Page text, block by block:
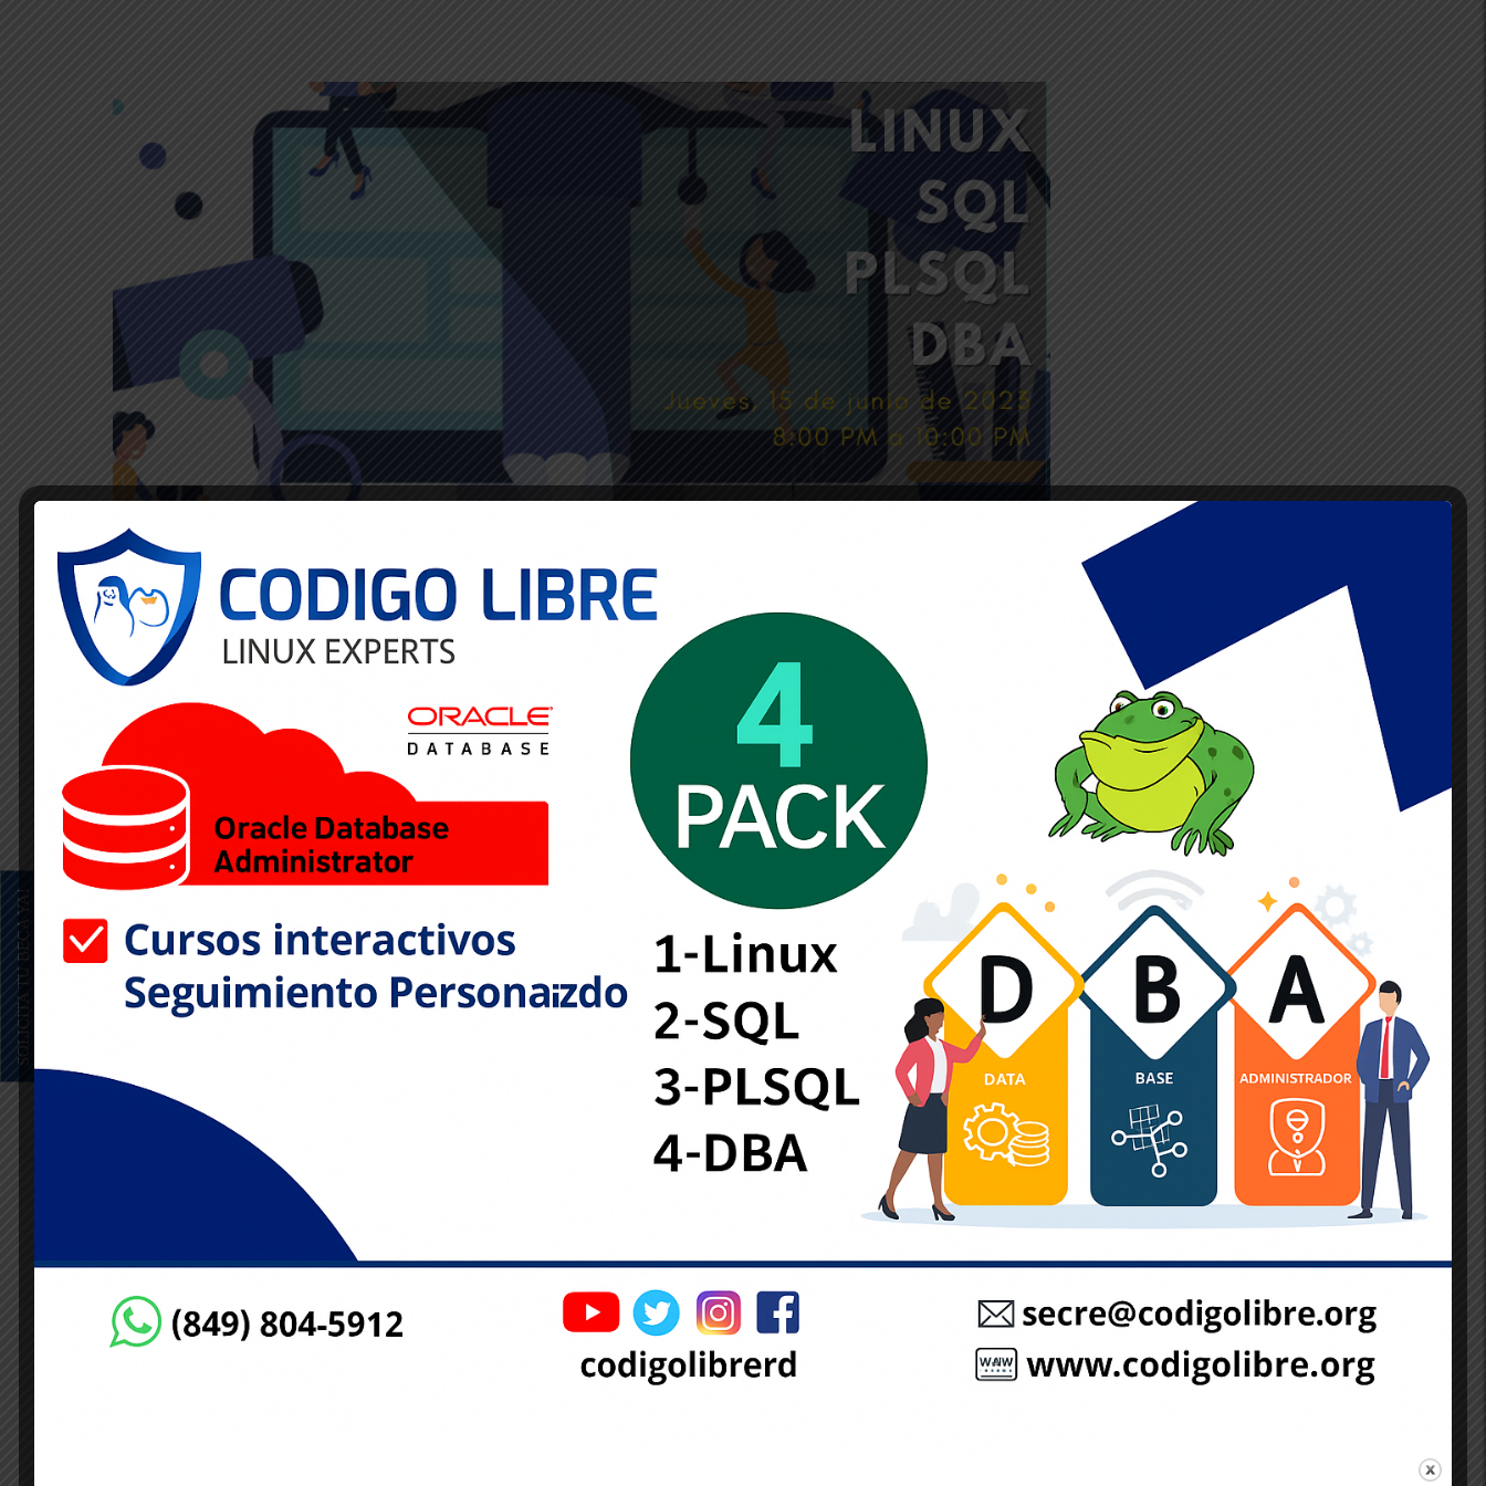
julio 18, 2024 - 8:00pm Linux - SQL - PLSQL - DBA
Objetivos del curso
Capacítate como Administrador de Bases de Datos Oracle y obtén los conocimientos necesarios para brindar la seguridad,
disponibilidad y accesibilidad a los datos de tu empresa, iniciando desde cero.
El módulo comprende 100 hrs distribuidas en 4 cursos cada uno de 16 hrs, ademas de un Taller de Instalación del Oracle 19c
sobre servidor Linux, siendo los cursos los siguientes:.
2. SQL
3. PLSQL
5. Taller de Instalación Linux + Oracle ( 4 hrs )
Programa de Clase Oracle-Pack4(19c) 2023
Nuestros cursos se desarrollan bajo la modalidad de LABORATORIOS, es decir bajo un enfoque netamente práctico, todas las
clases son grabadas y colgadas en nuestro canal
Información General : Curso Online - 100% interactivo
SOLICITA TU BECA YA!